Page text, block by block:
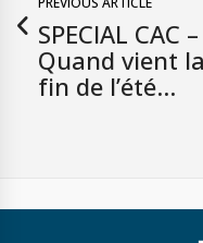
SPECIAL CAC –
Quand vient la
fin de l’été…